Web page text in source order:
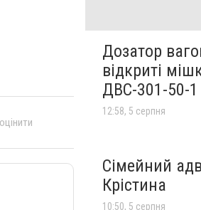
Дозатор
відкриті
ДВС-301-50-1
12:58, 5 серпня
Сімейний
Крістина
10:50, 5 серпня